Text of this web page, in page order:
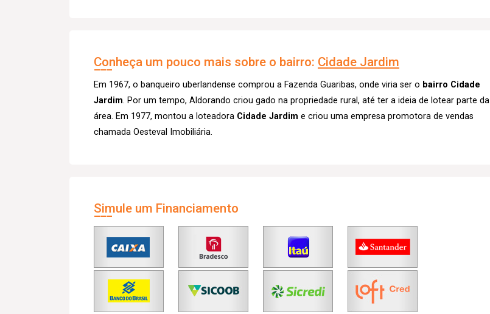
Conheça um pouco mais sobre o bairro: Cidade Jardim
Em 1967, o banqueiro uberlandense comprou a Fazenda Guaribas, onde viria ser o bairro Cidade
Jardim. Por um tempo, Aldorando criou gado na propriedade rural, até ter a ideia de lotear parte da
área. Em 1977, montou a loteadora Cidade Jardim e criou uma empresa promotora de vendas
chamada Oesteval Imobiliária.
Simule um Financiamento